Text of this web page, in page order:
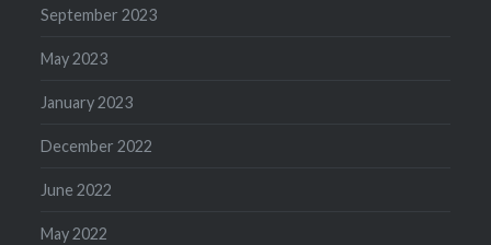
September 2023
May 2023
January 2023
December 2022
June 2022
May 2022